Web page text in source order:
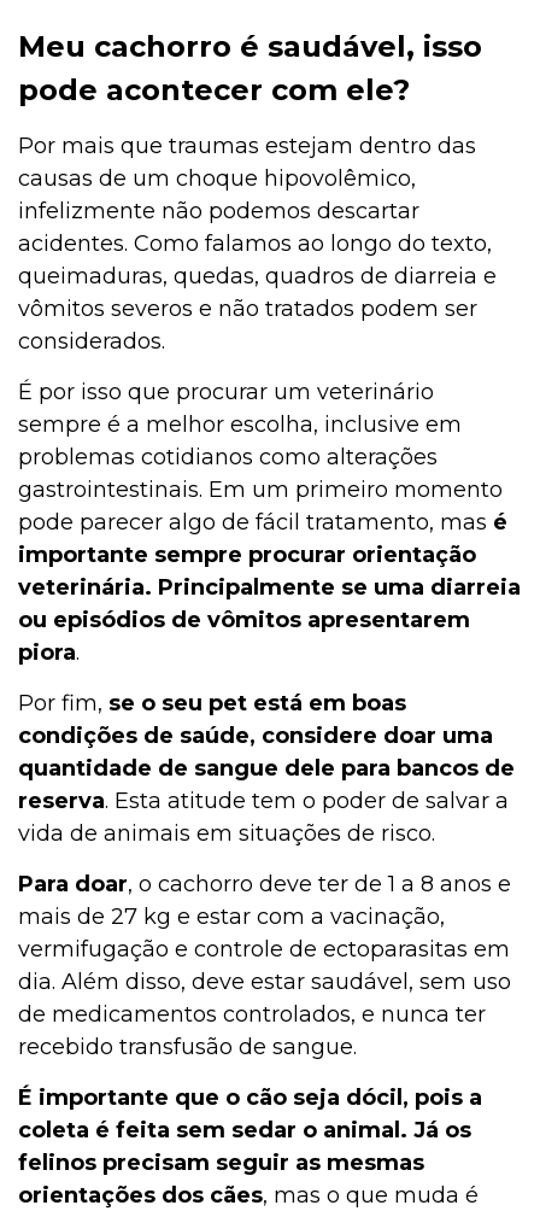
Meu cachorro é saudável, isso
pode acontecer com ele?
Por mais que traumas estejam dentro das
causas de um choque hipovolêmico,
infelizmente não podemos descartar
acidentes. Como falamos ao longo do texto,
queimaduras, quedas, quadros de diarreia e
vômitos severos e não tratados podem ser
considerados.
É por isso que procurar um veterinário
sempre é a melhor escolha, inclusive em
problemas cotidianos como alterações
gastrointestinais. Em um primeiro momento
pode parecer algo de fácil tratamento, mas é
importante sempre procurar orientação
veterinária. Principalmente se uma diarreia
ou episódios de vômitos apresentarem
piora.
Por fim, se o seu pet está em boas
condições de saúde, considere doar uma
quantidade de sangue dele para bancos de
reserva. Esta atitude tem o poder de salvar a
vida de animais em situações de risco.
Para doar, o cachorro deve ter de 1 a 8 anos e
mais de 27 kg e estar com a vacinação,
vermifugação e controle de ectoparasitas em
dia. Além disso, deve estar saudável, sem uso
de medicamentos controlados, e nunca ter
recebido transfusão de sangue.
É importante que o cão seja dócil, pois a
coleta é feita sem sedar o animal. Já os
felinos precisam seguir as mesmas
orientações dos cães, mas o que muda é